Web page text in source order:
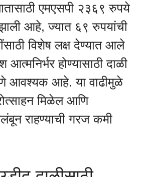
एमएसपी २३६९ रुपये
आहे, ज्यात ६९ रुपयांची
विशेष लक्ष देण्यात आले
होण्यासाठी दाळी
आवश्यक आहे. या वाढीमुळे
मिळेल आणि
राहण्याची गरज कमी